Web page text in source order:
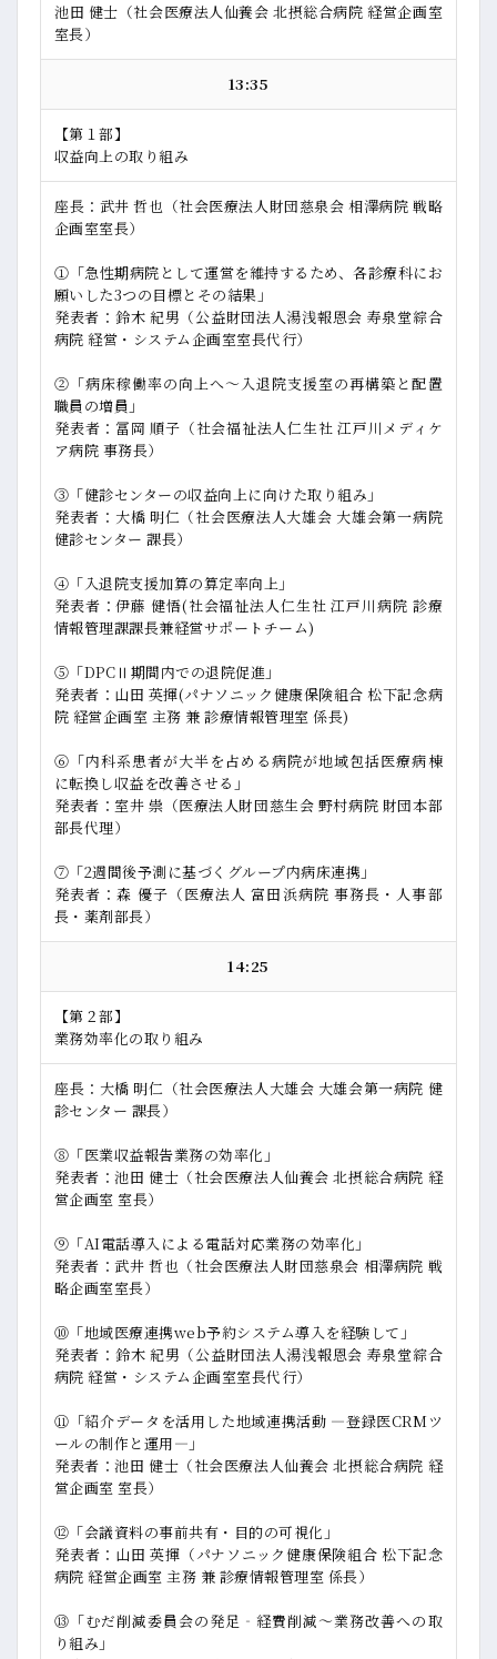
池田 健士（社会医療法人仙養会 北摂総合病院 経営企画室
室長）
13:35
【第１部】
収益向上の取り組み
座長：武井 哲也（社会医療法人財団慈泉会 相澤病院 戦略
企画室室長）
①「急性期病院として運営を維持するため、各診療科にお
願いした3つの目標とその結果」
発表者：鈴木 紀男（公益財団法人湯浅報恩会 寿泉堂綜合
病院 経営・システム企画室室長代行）
②「病床稼働率の向上へ～入退院支援室の再構築と配置
職員の増員」
発表者：冨岡 順子（社会福祉法人仁生社 江戸川メディケ
ア病院 事務長）
③「健診センターの収益向上に向けた取り組み」
発表者：大橋 明仁（社会医療法人大雄会 大雄会第一病院
健診センター 課長）
④「入退院支援加算の算定率向上」
発表者：伊藤 健悟(社会福祉法人仁生社 江戸川病院 診療
情報管理課課長兼経営サポートチーム)
➄「DPCⅡ期間内での退院促進」
発表者：山田 英揮(パナソニック健康保険組合 松下記念病
院 経営企画室 主務 兼 診療情報管理室 係長)
⑥「内科系患者が大半を占める病院が地域包括医療病棟
に転換し収益を改善させる」
発表者：室井 祟（医療法人財団慈生会 野村病院 財団本部
部長代理）
⑦「2週間後予測に基づくグループ内病床連携」
発表者：森 優子（医療法人 富田浜病院 事務長・人事部
長・薬剤部長）
14:25
【第２部】
業務効率化の取り組み
座長：大橋 明仁（社会医療法人大雄会 大雄会第一病院 健
診センター 課長）
⑧「医業収益報告業務の効率化」
発表者：池田 健士（社会医療法人仙養会 北摂総合病院 経
営企画室 室長）
⑨「AI電話導入による電話対応業務の効率化」
発表者：武井 哲也（社会医療法人財団慈泉会 相澤病院 戦
略企画室室長）
➉「地域医療連携web予約システム導入を経験して」
発表者：鈴木 紀男（公益財団法人湯浅報恩会 寿泉堂綜合
病院 経営・システム企画室室長代行）
⑪「紹介データを活用した地域連携活動 ―登録医CRMツ
ールの制作と運用―」
発表者：池田 健士（社会医療法人仙養会 北摂総合病院 経
営企画室 室長）
⑫「会議資料の事前共有・目的の可視化」
発表者：山田 英揮（パナソニック健康保険組合 松下記念
病院 経営企画室 主務 兼 診療情報管理室 係長）
⑬「むだ削減委員会の発足‐経費削減～業務改善への取
り組み」